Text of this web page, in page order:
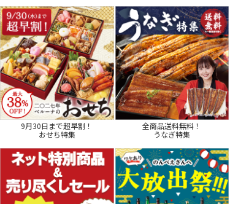
9月30日まで超早割！
おせち特集
全商品送料無料！
うなぎ特集